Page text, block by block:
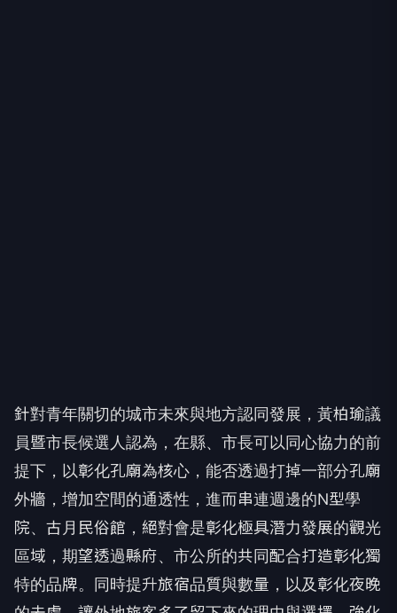
針對青年關切的城市未來與地方認同發展，黃柏瑜議
員暨市長候選人認為，在縣、市長可以同心協力的前
提下，以彰化孔廟為核心，能否透過打掉一部分孔廟
外牆，增加空間的通透性，進而串連週邊的N型學
院、古月民俗館，絕對會是彰化極具潛力發展的觀光
區域，期望透過縣府、市公所的共同配合打造彰化獨
特的品牌。同時提升旅宿品質與數量，以及彰化夜晚